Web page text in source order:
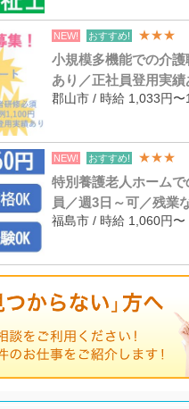
NEW! おすすめ! ★★★
小規模多機能での介護
あり／正社員登用実績
郡山市 / 時給 1,033円〜
NEW! おすすめ! ★★★
特別養護老人ホームで
員／週3日～可／残業
福島市 / 時給 1,060円〜